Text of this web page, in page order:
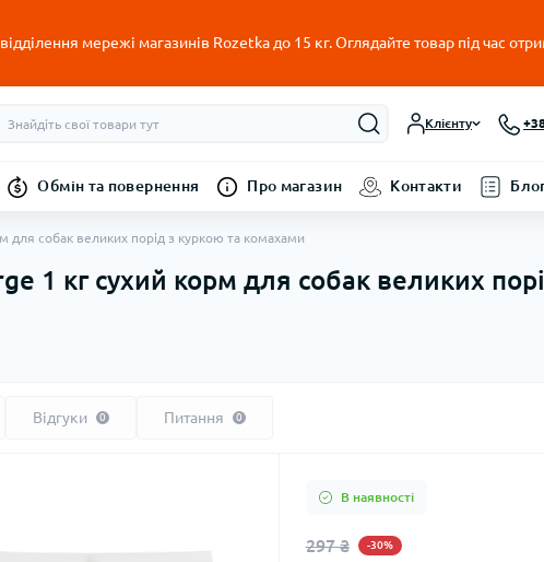
мережі магазинів Rozetka до 15 кг. Оглядайте товар під час
Клієнту
Обмін та повернення Про магазин Контакти
для собак великих порід з куркою та комахами
1 кг сухий корм для собак великих
Відгуки 0 Питання 0
В наявності
297 ₴ -30%